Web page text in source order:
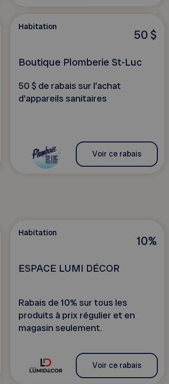
50 $
Habitation
Boutique Plomberie St-Luc
50 $ de rabais sur l'achat
d'appareils sanitaires
Voir ce rabais
10%
Habitation
ESPACE LUMI DÉCOR
Rabais de 10% sur tous les
produits à prix régulier et en
magasin seulement.
Voir ce rabais